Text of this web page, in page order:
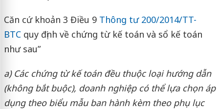
Căn cứ khoản 3 Điều 9 Thông tư 200/2014/TT-
BTCquy định về chứng từ kế toán và sổ kế toán
như sau”
a) Các chứng từ kế toán đều thuộc loại hướng dẫn
(không bắt buộc), doanh nghiệp có thể lựa chọn áp
dụng theo biểu mẫu ban hành kèm theo phụ lục